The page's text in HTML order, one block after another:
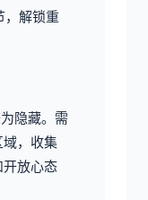
，解锁重
隐藏。需
，收集
放心态